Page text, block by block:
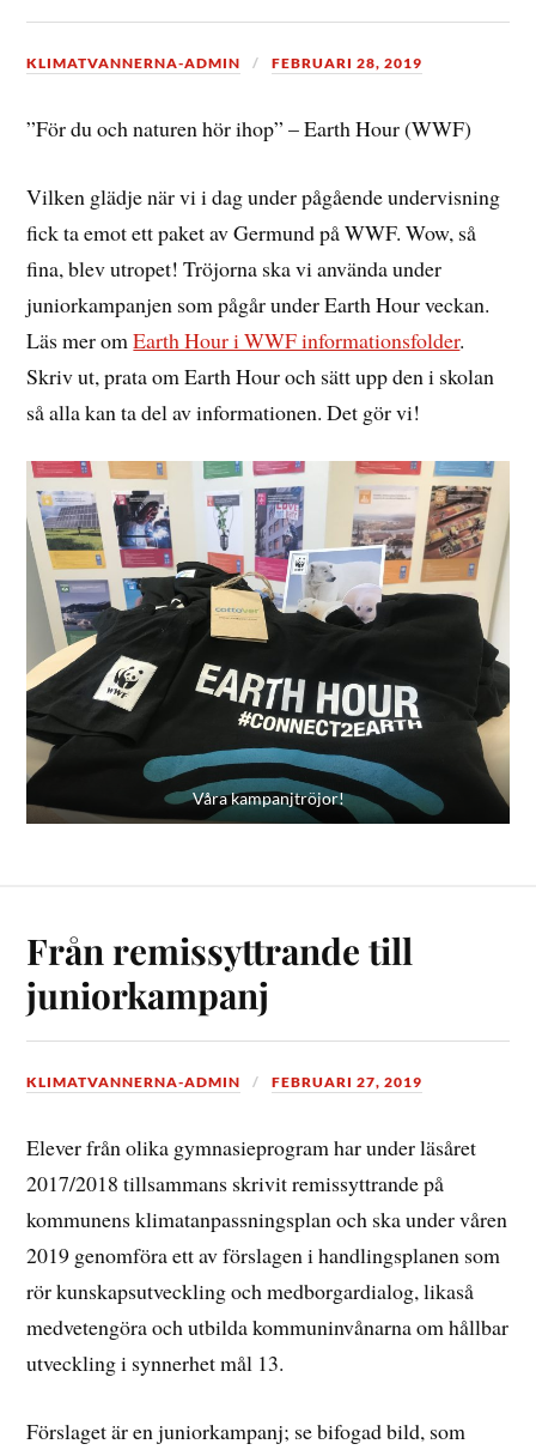
KLIMATVANNERNA-ADMIN FEBRUARI 28, 2019
”För du och naturen hör ihop” – Earth Hour (WWF)
Vilken glädje när vi i dag under pågående undervisning
fick ta emot ett paket av Germund på WWF. Wow, så
fina, blev utropet! Tröjorna ska vi använda under
juniorkampanjen som pågår under Earth Hour veckan.
Läs mer omEarth Hour i WWF informationsfolder.
Skriv ut, prata om Earth Hour och sätt upp den i skolan
så alla kan ta del av informationen. Det gör vi!
Våra kampanjtröjor!
Från remissyttrande till
juniorkampanj
KLIMATVANNERNA-ADMIN FEBRUARI 27, 2019
Elever från olika gymnasieprogram har under läsåret
2017/2018 tillsammans skrivit remissyttrande på
kommunens klimatanpassningsplan och ska under våren
2019 genomföra ett av förslagen i handlingsplanen som
rör kunskapsutveckling och medborgardialog, likaså
medvetengöra och utbilda kommuninvånarna om hållbar
utveckling i synnerhet mål 13.
Förslaget är en juniorkampanj; se bifogad bild, som